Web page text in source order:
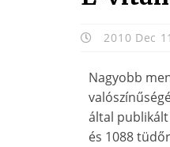
2010 Dec 11
Nagyobb
által
és 1088